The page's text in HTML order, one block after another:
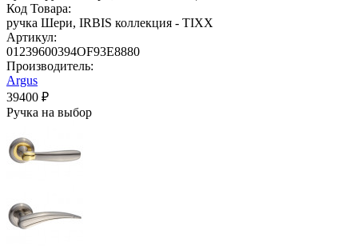
Код Товара:
ручка Шери, IRBIS коллекция - TIXX
Артикул:
01239600394OF93E8880
Производитель:
Argus
39400 ₽
Ручка на выбор